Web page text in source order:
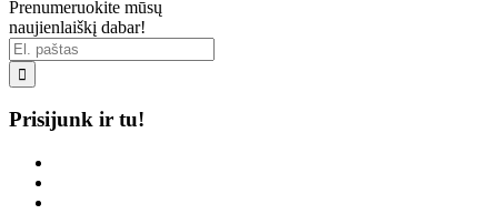
Prenumeruokite mūsų
naujienlaiškį dabar!

Prisijunk ir tu!